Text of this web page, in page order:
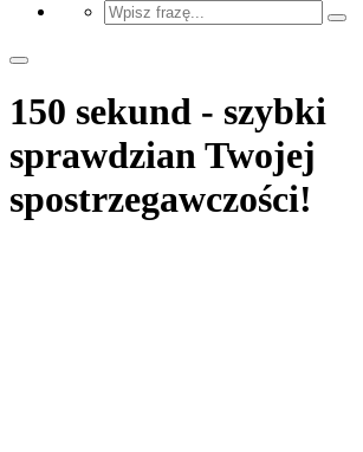
150 sekund - szybki
sprawdzian Twojej
spostrzegawczości!